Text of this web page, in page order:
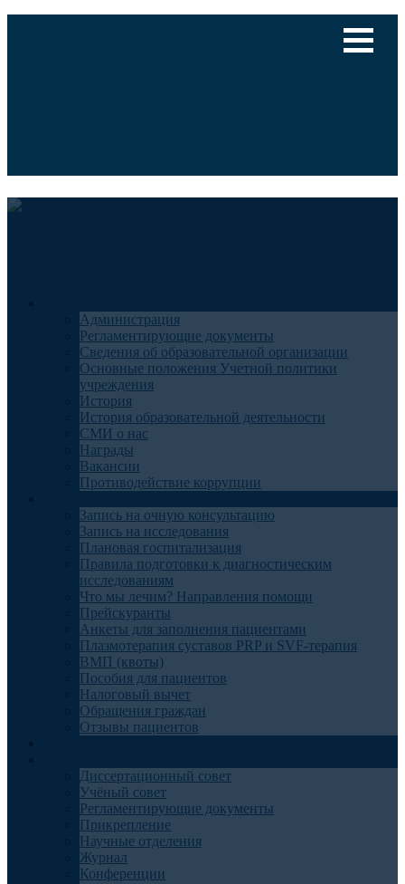
Администрация
Регламентирующие документы
Сведения об образовательной организации
Основные положения Учетной политики
учреждения
История
История образовательной деятельности
СМИ о нас
Награды
Вакансии
Противодействие коррупции
Запись на очную консультацию
Запись на исследования
Плановая госпитализация
Правила подготовки к диагностическим
исследованиям
Что мы лечим? Направления помощи
Прейскуранты
Анкеты для заполнения пациентами
Плазмотерапия суставов PRP и SVF-терапия
ВМП (квоты)
Пособия для пациентов
Налоговый вычет
Обращения граждан
Отзывы пациентов
Диссертационный совет
Учёный совет
Регламентирующие документы
Прикрепление
Научные отделения
Журнал
Конференции